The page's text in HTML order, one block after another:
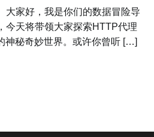
家好，我是你们的数据冒险导
今天将带领大家探索HTTP代理
神秘奇妙世界。或许你曾听 […]